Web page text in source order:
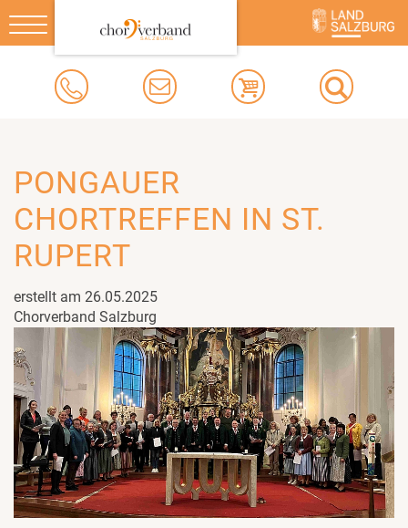
Toggle
navigation
PONGAUER
CHORTREFFEN IN ST.
RUPERT
erstellt am 26.05.2025
Chorverband Salzburg